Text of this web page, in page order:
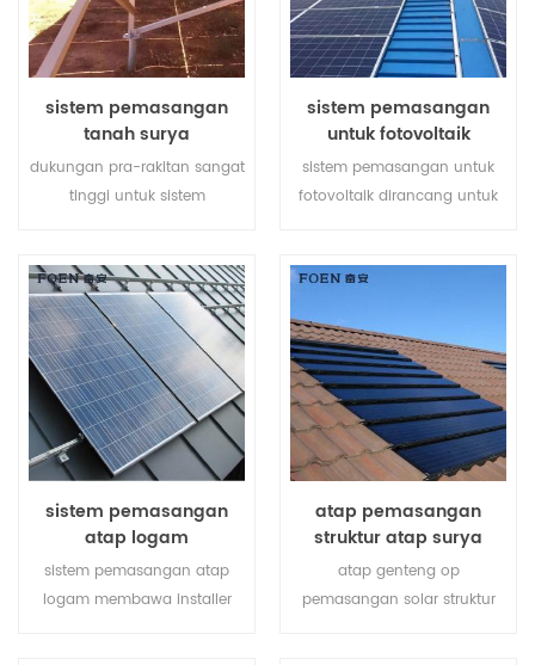
sistem pemasangan
tanah surya
dukungan pra-rakitan sangat
tinggi untuk sistem
biaya tenaga kerja Anda dan
mempersingkat waktu
pemasangan.
sistem pemasangan
untuk fotovoltaik
sistem pemasangan untuk
fotovoltaik dirancang untuk
mudah, catu daya besar,
sistem pemasangan
atap logam
sistem pemasangan atap
logam membawa installer
atap pemasangan
struktur atap surya
atap genteng op
pemasangan solar struktur